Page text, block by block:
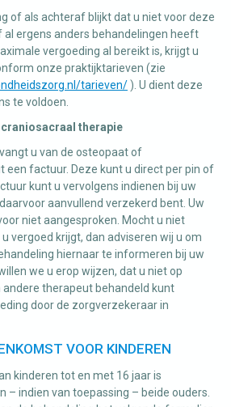
of als achteraf blijkt dat u niet voor deze
ergens anders behandelingen heeft
vergoeding al bereikt is, krijgt u
onze praktijktarieven (zie
tarieven/ ). U dient deze
te voldoen.
therapie
u van de osteopaat of
een factuur. Deze kunt u direct per pin of
kunt u vervolgens indienen bij uw
aanvullend verzekerd bent. Uw
niet aangesproken. Mocht u niet
vergoed krijgt, dan adviseren wij u om
hiernaar te informeren bij uw
we u erop wijzen, dat u niet op
therapeut behandeld kunt
door de zorgverzekeraar in
VOOR KINDEREN
kinderen tot en met 16 jaar is
– indien van toepassing – beide ouders.